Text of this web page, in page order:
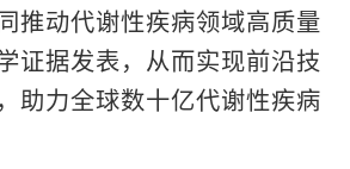
推动代谢性疾病领域高质量
证据发表，从而实现前沿技
助力全球数十亿代谢性疾病